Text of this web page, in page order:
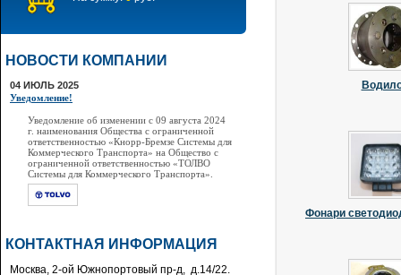
НОВОСТИ КОМПАНИИ
04 ИЮЛЬ 2025
Уведомление!
Уведомление об изменении с 09 августа 2024
г. наименования Общества с ограниченной
ответственностью «Кнорр-Бремзе Системы для
Коммерческого Транспорта» на Общество с
ограниченной ответственностью «ТОЛВО
Системы для Коммерческого Транспорта».
КОНТАКТНАЯ ИНФОРМАЦИЯ
Москва, 2-ой Южнопортовый пр-д, д.14/22.
Фонари